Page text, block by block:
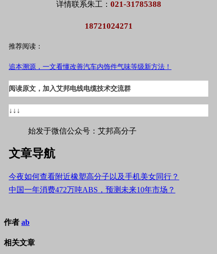
详情联系朱工： 021-31785388
18721024271
推荐阅读：
追本溯源，一文看懂改善汽车内饰件气味等级新方法！
阅读原文，加入艾邦电线电缆技术交流群
↓↓↓
始发于微信公众号：艾邦高分子
文章导航
今夜如何查看附近橡塑高分子以及手机美女同行？
中国一年消费472万吨ABS，预测未来10年市场？
作者 ab
相关文章